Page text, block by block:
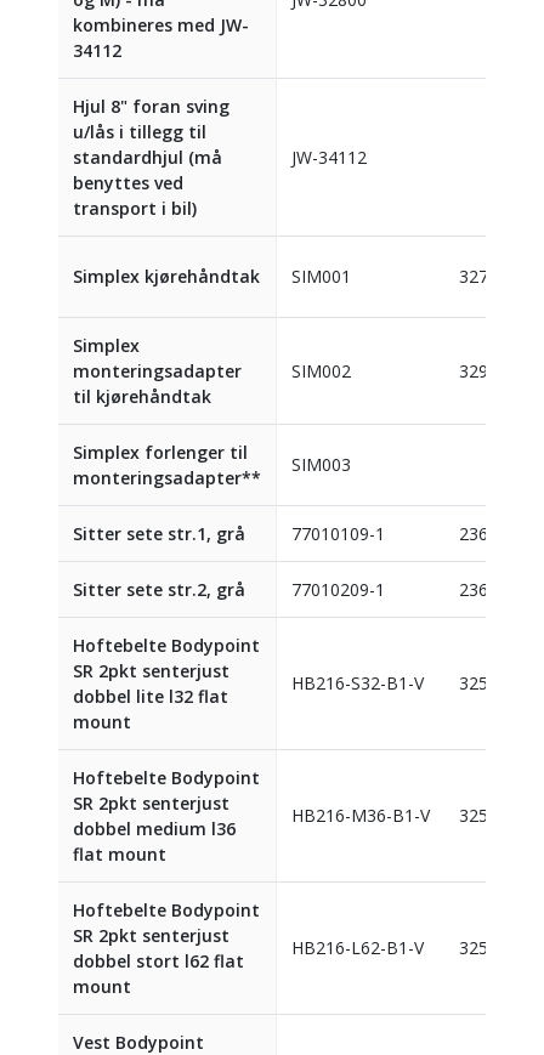
kombineres med JW-
34112
Hjul 8" foran sving
u/lås i tillegg til
standardhjul (må
benyttes ved
transport i bil)
JW-34112
Simplex kjørehåndtak SIM001 327972
Simplex
monteringsadapter
til kjørehåndtak
SIM002 329603
Simplex forlenger til
monteringsadapter**
SIM003
Sitter sete str.1, grå 77010109-1 236756
Sitter sete str.2, grå 77010209-1 236757
Hoftebelte Bodypoint
SR 2pkt senterjust
dobbel lite l32 flat
mount
HB216-S32-B1-V 325177
Hoftebelte Bodypoint
SR 2pkt senterjust
dobbel medium l36
flat mount
HB216-M36-B1-V 325178
Hoftebelte Bodypoint
SR 2pkt senterjust
dobbel stort l62 flat
mount
HB216-L62-B1-V 325179
Vest Bodypoint